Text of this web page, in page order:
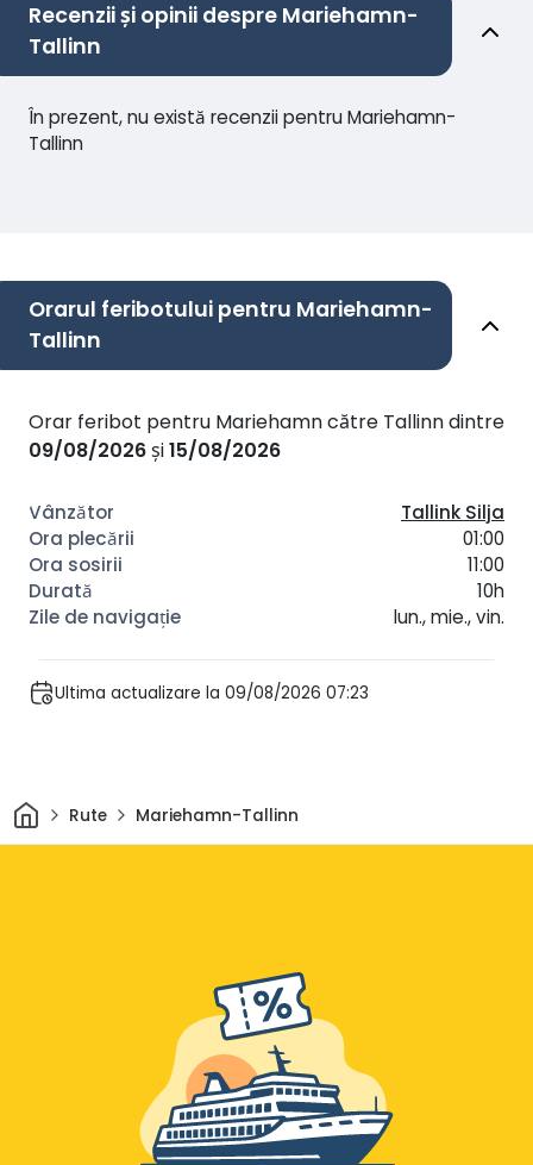
Recenzii și opinii despre Mariehamn-
Tallinn
În prezent, nu există recenzii pentru Mariehamn-
Tallinn
Orarul feribotului pentru Mariehamn-
Tallinn
Orar feribot pentru Mariehamn către Tallinn dintre
09/08/2026și15/08/2026
Tallink Silja
01:00
11:00
10h
lun., mie., vin.
Ultima actualizare la 09/08/2026 07:23
AcasăRute Mariehamn-Tallinn